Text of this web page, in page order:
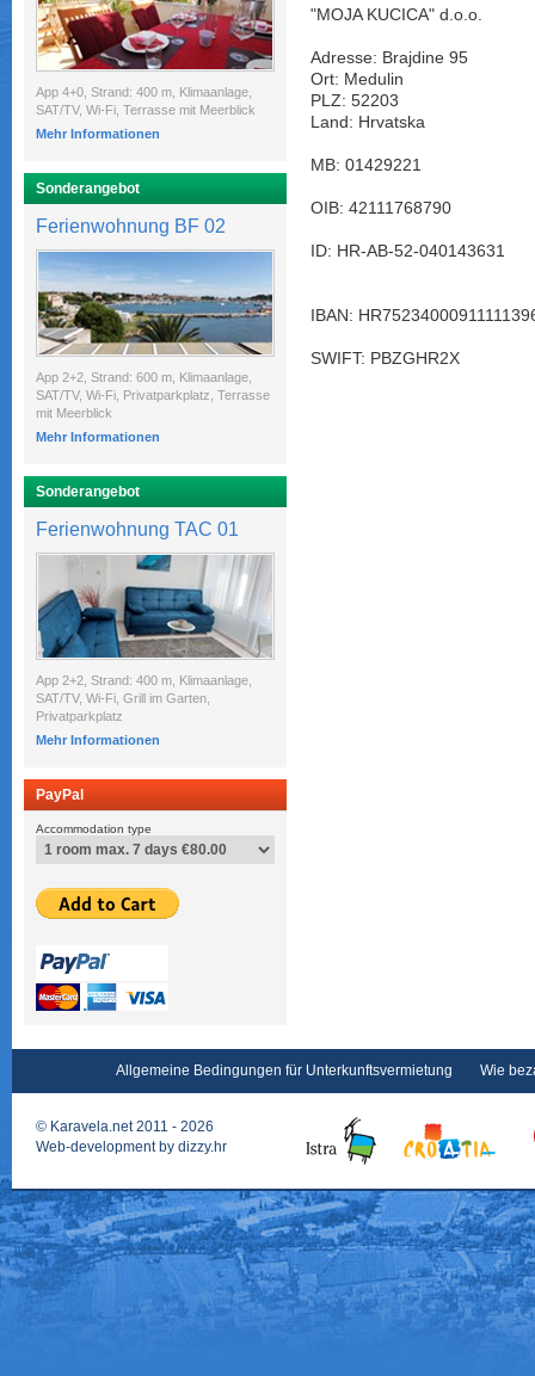
App 4+0, Strand: 400 m, Klimaanlage,
SAT/TV, Wi-Fi, Terrasse mit Meerblick
Mehr Informationen
Sonderangebot
Ferienwohnung BF 02
App 2+2, Strand: 600 m, Klimaanlage,
SAT/TV, Wi-Fi, Privatparkplatz, Terrasse
mit Meerblick
Mehr Informationen
Sonderangebot
Ferienwohnung TAC 01
App 2+2, Strand: 400 m, Klimaanlage,
SAT/TV, Wi-Fi, Grill im Garten,
Privatparkplatz
Mehr Informationen
PayPal
Accommodation type
"MOJA KUCICA" d.o.o.
Adresse: Brajdine 95
Ort: Medulin
PLZ: 52203
Land: Hrvatska
MB: 01429221
OIB: 42111768790
ID: HR-AB-52-040143631
IBAN:
SWIFT: PBZGHR2X
Allgemeine Bedingungen für Unterkunftsvermietung Wie
© Karavela.net2011 - 2026
Web-development by dizzy.hr